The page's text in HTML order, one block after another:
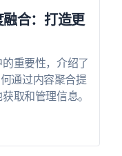
合：打造更
重要性，介绍了
通过内容聚合提
取和管理信息。